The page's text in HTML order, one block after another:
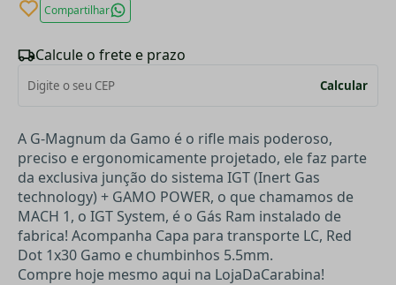
Compartilhar
Calcule o frete e prazo
Calcular
A G-Magnum da Gamo é o rifle mais poderoso,
preciso e ergonomicamente projetado, ele faz parte
da exclusiva junção do sistema IGT (Inert Gas
technology) + GAMO POWER, o que chamamos de
MACH 1, o IGT System, é o Gás Ram instalado de
fabrica! Acompanha Capa para transporte LC, Red
Dot 1x30 Gamo e chumbinhos 5.5mm.
Compre hoje mesmo aqui na LojaDaCarabina!